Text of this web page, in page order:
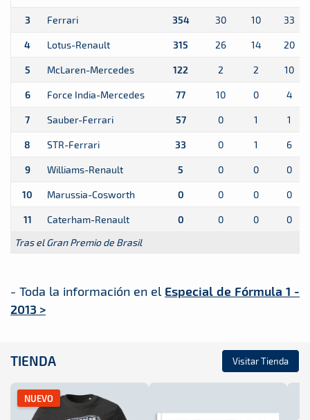
3 Ferrari 354 30 10 33
4 Lotus-Renault 315 26 14 20
5 McLaren-Mercedes 122 2 2 10
6 Force India-Mercedes 77 10 0 4
7 Sauber-Ferrari 57 0 1 1
8 STR-Ferrari 33 0 1 6
9 Williams-Renault 5 0 0 0
10 Marussia-Cosworth 0 0 0 0
11 Caterham-Renault 0 0 0
0
Tras el Gran Premio de Brasil
- Toda la información en el Especial de Fórmula 1 -
2013 >
TIENDA Visitar Tienda
NUEVO